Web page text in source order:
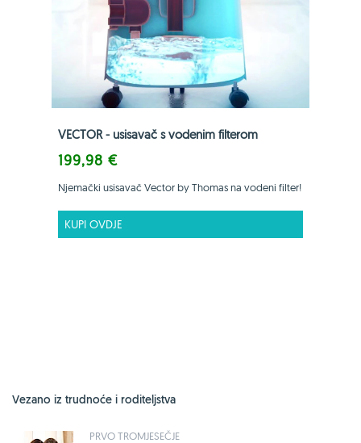
VECTOR - usisavač s vodenim filterom
199,98 €
Njemački usisavač Vector by Thomas na vodeni filter!
KUPI OVDJE
Vezano iz trudnoće i roditeljstva
PRVO TROMJESEČJE